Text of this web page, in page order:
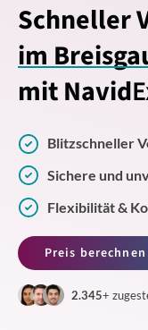
Schneller
im
mit Navid
Blitzschneller
Sichere und
Flexibilität &
Preis
2.345+